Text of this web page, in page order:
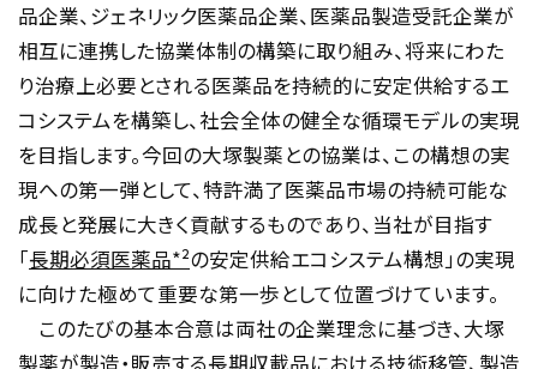
品企業、ジェネリック医薬品企業、医薬品製造受託企業が
相互に連携した協業体制の構築に取り組み、将来にわた
り治療上必要とされる医薬品を持続的に安定供給するエ
コシステムを構築し、社会全体の健全な循環モデルの実現
を目指します。今回の大塚製薬との協業は、この構想の実
現への第一弾として、特許満了医薬品市場の持続可能な
成長と発展に大きく貢献するものであり、当社が目指す
「長期必須医薬品*²の安定供給エコシステム構想」の実現
に向けた極めて重要な第一歩として位置づけています。
このたびの基本合意は両社の企業理念に基づき、大塚